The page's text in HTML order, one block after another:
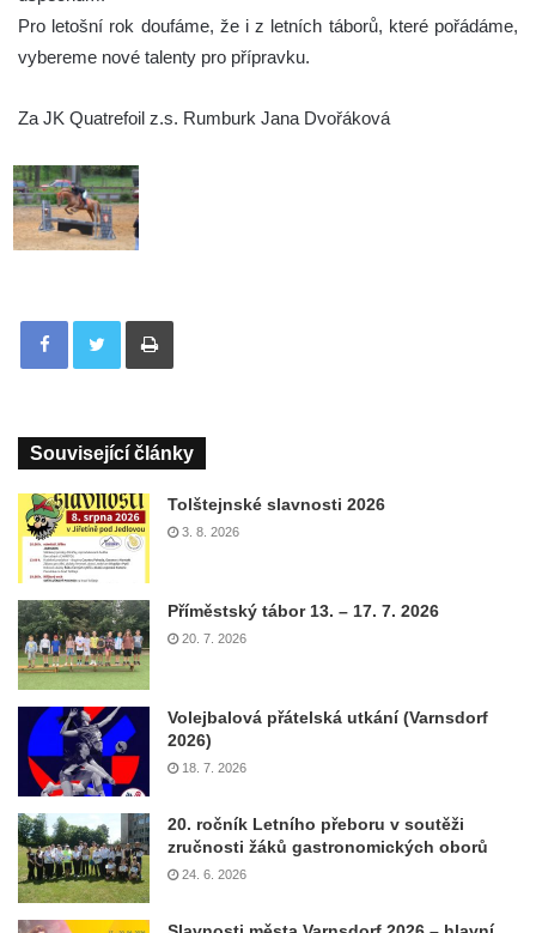
Pro letošní rok doufáme, že i z letních táborů, které pořádáme,
vybereme nové talenty pro přípravku.
Za JK Quatrefoil z.s. Rumburk Jana Dvořáková
Tisknout
Související články
Tolštejnské slavnosti 2026
3. 8. 2026
Příměstský tábor 13. – 17. 7. 2026
20. 7. 2026
Volejbalová přátelská utkání (Varnsdorf
2026)
18. 7. 2026
20. ročník Letního přeboru v soutěži
zručnosti žáků gastronomických oborů
24. 6. 2026